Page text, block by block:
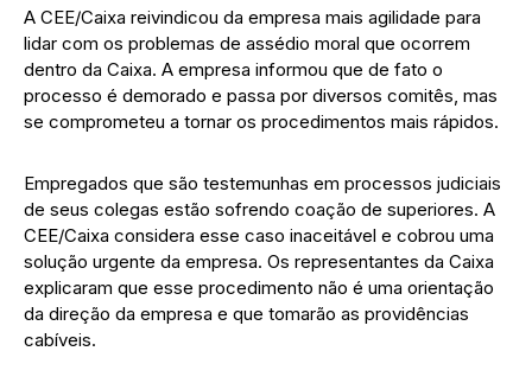
A CEE/Caixa reivindicou da empresa mais agilidade para
lidar com os problemas de assédio moral que ocorrem
dentro da Caixa. A empresa informou que de fato o
processo é demorado e passa por diversos comitês, mas
se comprometeu a tornar os procedimentos mais rápidos.
Empregados que são testemunhas em processos judiciais
de seus colegas estão sofrendo coação de superiores. A
CEE/Caixa considera esse caso inaceitável e cobrou uma
solução urgente da empresa. Os representantes da Caixa
explicaram que esse procedimento não é uma orientação
da direção da empresa e que tomarão as providências
cabíveis.